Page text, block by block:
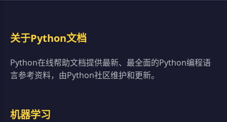
关于Python文档
Python在线帮助文档提供最新、最全面的Python编程语
言参考资料，由Python社区维护和更新。
机器学习